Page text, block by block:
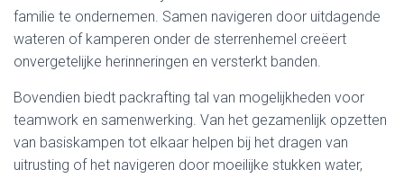
familie te ondernemen. Samen navigeren door uitdagende
wateren of kamperen onder de sterrenhemel creëert
onvergetelijke herinneringen en versterkt banden.
Bovendien biedt packrafting tal van mogelijkheden voor
teamwork en samenwerking. Van het gezamenlijk opzetten
van basiskampen tot elkaar helpen bij het dragen van
uitrusting of het navigeren door moeilijke stukken water,